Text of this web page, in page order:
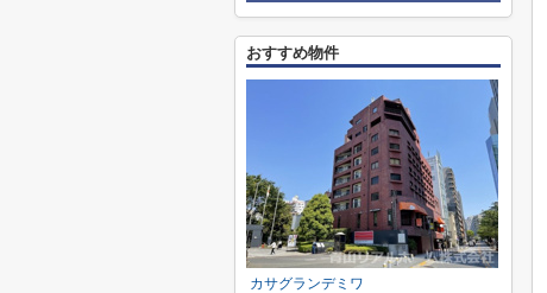
おすすめ物件
カサグランデミワ